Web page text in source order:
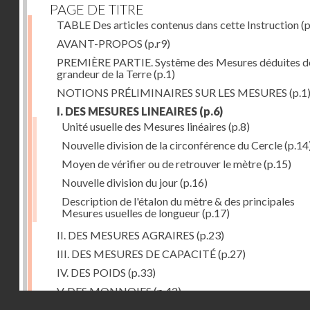
PAGE DE TITRE
TABLE Des articles contenus dans cette Instruction
AVANT-PROPOS (p.r9)
PREMIÈRE PARTIE. Systême des Mesures déduites
grandeur de la Terre(p.1)
NOTIONS PRÉLIMINAIRES SUR LES MESURES (p.1)
I. DES MESURES LINEAIRES (p.6)
Unité usuelle des Mesures linéaires (p.8)
Nouvelle division de la circonférence du Cercle
Moyen de vérifier ou de retrouver le mètre(p.15)
Nouvelle division du jour(p.16)
Description de l'étalon du mètre & des principales
Mesures usuelles de longueur(p.17)
II. DES MESURES AGRAIRES (p.23)
III. DES MESURES DE CAPACITÉ(p.27)
IV. DES POIDS (p.33)
V. DES MONNOIES(p.42)